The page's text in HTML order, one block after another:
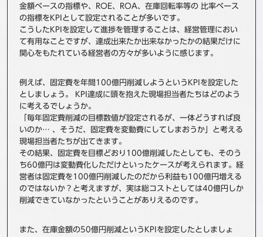
BBSグループネットワーク
株主・投資家情報 採用情報
セミナ−
ニュース
お問い合わせ
金額ベースの指標や、ROE、ROA、在庫回転率等の 比率ベース
の指標をKPIとして設定されることが多いです。
こうしたKPIを設定して進捗を管理することは、経営管理におい
て有用なことですが、達成出来たか出来なかったかの結果だけに
関心をもたれている経営者の方々が多いように感じます。
例えば、固定費を年間100億円削減しようというKPIを設定した
としましょう。 KPI達成に頭を抱えた現場担当者たちはどのよう
に考えるでしょうか。
「毎年固定費削減の目標数値が設定されるが、一体どうすれば良
いのか… 、そうだ、固定費を変動費にしてしまおうか」と考える
現場担当者たちが出てきます。
その結果、固定費を目標どおり100億削減したとしても、そのう
ち60億円は変動費化しただけといったケースが考えられます。経
営者は固定費を100億円削減したのだから利益も100億円増える
のではないか？と考えますが、実は総コストとしては40億円しか
削減できていなかったということがありえるのです。
また、在庫金額の50億円削減というKPIを設定したとしましょ